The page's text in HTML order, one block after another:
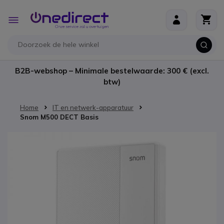
Toggle
Nav
B2B-webshop – Minimale bestelwaarde: 300 € (excl.
btw)
Home
IT en netwerk-apparatuur
Snom M500 DECT Basis